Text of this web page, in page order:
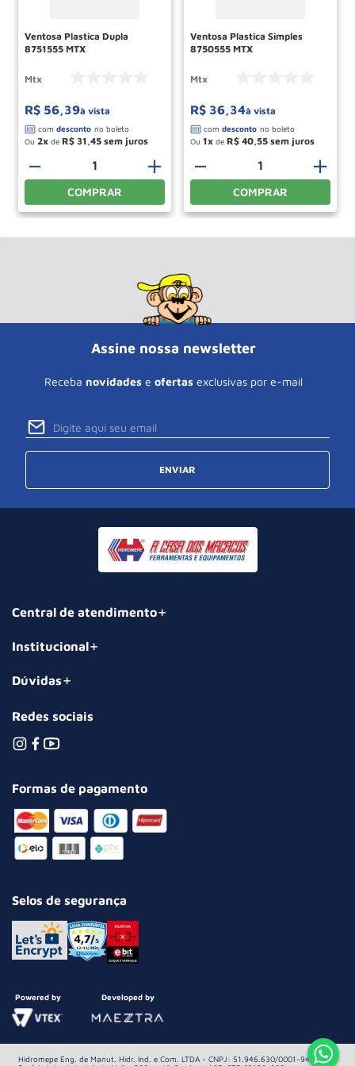
Ventosa Plastica Dupla
8751555 MTX
Mtx
R$ 56,39à vista
Ou 2 de R$ 31,45
＋
－
COMPRAR
Ventosa Plastica Simples
8750555 MTX
Mtx
R$ 36,34à vista
Ou 1 de R$ 40,55
＋
－
COMPRAR
Assine nossa newsletter
Receba novidades e ofertas exclusivas por e-mail
ENVIAR
Central de atendimento
Institucional
Dúvidas
Redes sociais
Formas de pagamento
Selos de segurança
Powered by Developed by
Hidromepe Eng. de Manut. Hidr. Ind. e Com. LTDA - CNPJ: 51.946.630/0001-94 Av.